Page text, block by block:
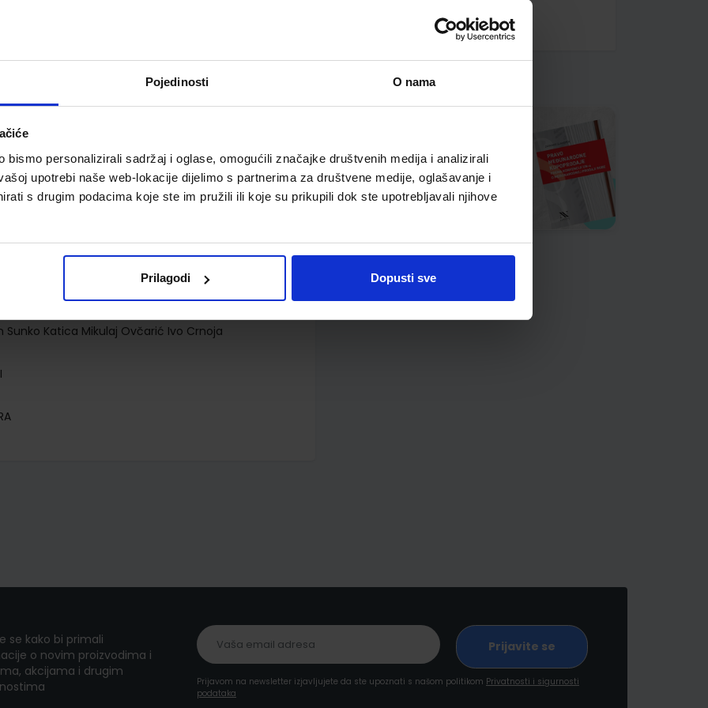
Pojedinosti O nama
bismo personalizirali sadržaj i oglase, omogućili značajke društvenih medija i analizirali
upotrebi naše web-lokacije dijelimo s partnerima za društvene medije, oglašavanje i
s drugim podacima koje ste im pružili ili koje su prikupili dok ste upotrebljavali njihove
Prilagodi Dopusti sve
za izvođenje vježbi i praktičnog rada iz tehničke kulture
Sunko Katica Mikulaj Ovčarić Ivo Crnoja
se kako bi primali
o novim proizvodima i
akcijama i drugim
Prijavom na newsletter izjavljujete da ste upoznati s našom politikom Privatnosti i sigurnosti
podataka